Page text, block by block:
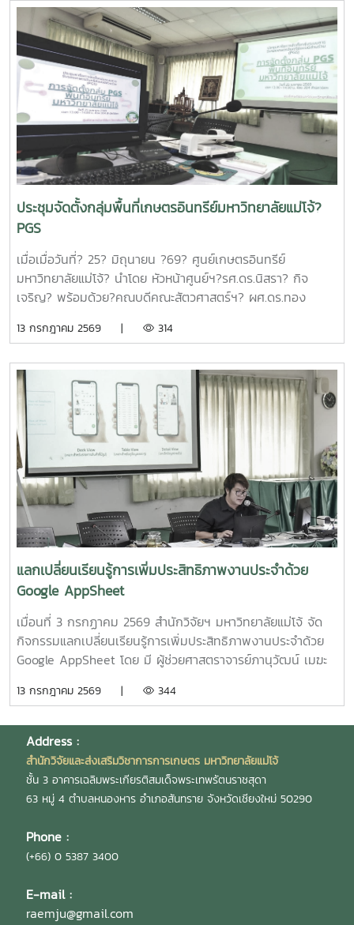
ศาสตราจารย์ ดร.สุบรรณ ฝอยกลาง รองผู้อำนวยการสำนักวิจัย
และส่งเสริมวิชาการการเกษตร ฝ่ายวิจัย มหาวิทยาลัยแม่โจ้ กล่าว
ต้อนรับและแนะนำมหาวิทยาลัยแม่โจ้แก่คณะผู้เข้าร่วมประชุมในการ
นี้ดร.อัญชัญ ชมภูพวง รองผู้อำนวยการหน่วยบริหารและจัดการ
ทุนด้านการเพิ่มความสามารถในการแข่งขัน ได้นำเสนอข้อมูล
กรอบการดำเนินงานของหน่วยบริหารและจัดการทุนฯ และสรุปผล
การดำเนินงานของมหาวิทยาลัยแม่โจ้ในช่วงปีงบประมาณ 2563
– 2568 และการนำเสนอความก้าวหน้าโครงการวิจัยที่ได้รับการ
สนับสนุนทุนจากหน่วยบริหารและจัดการทุนด้านการเพิ่มความ
สามารถในการแข่งขัน ณ ห้องประชุมรวงผึ้ง ชั้น 5 สำนัก
มหาวิทยาลัย มหาวิทยาลัยแม่โจ้ซึ่งการนำเสนอความก้าวหน้า
โครงการวิจัยที่ได้รับการสนับสนุนทุนจากหน่วยบริหารและจัดการ
ทุนด้านการเพิ่มความสามารถในการแข่งขัน จำนวน 6 โครงการ
ดังนี้1.โครงการ "กลยุทธ์การตลาดการท่องเที่ยวคาร์บอนสุทธิเป็น
ศูนย์สำหรับนักท่องเที่ยวเชิงอาสาสมัครในพื้นที่ภาคเหนือตอนบน"
โดย ดร.กาญจนา สมมิตร หัวหน้าโครงการ2.โครงการ "การ
ผู้ช่วยศาสตราจารย์ ดร.สุพัตรา วงศ์แสนใหม่ หัวหน้า
คลินิกของผลิตภัณฑ์มูลค่าเพิ่มจากส่วนเหลือใช้การแปรรูปปลา
ลูกผสมบึกสยามแม่โจ้" โดย รองศาสตราจารย์ ดร.ดวงพร อมร
เลิศพิศาล หัวหน้าโครงการ4.โครงการ "การขยายสเกลการผลิต
สารเสริมโปรตีนปลาไฮโดรไลเสตสำหรับเป็นสารเสริมกระตุ้นการ
กินในสัตว์เลี้ยง ระดับกึ่งอุตสาหกรรม" โดย รองศาสตราจารย์
ดร.ดวงพร อมรเลิศพิศาล หัวหน้าโครงการ5.โครงการ "การ
ทดสอบทางคลินิกของผลิตภัณฑ์โพรไบโอติกต่อภาวะซึมเศร้า
หลังคลอดและสุขภาพลำไส้ในมารดาหลังคลอด" โดย รอง
ศาสตราจารย์ ดร.ดวงพร อมรเลิศพิศาล หัวหน้า
โครงการ6.โครงการ "เทคโนโลยีการอุ่นน้ำในระบบเพาะฟักพันธุ์
ปลาด้วยระบบผลิตน้ำร้อนและไฟฟ้าพลังงานแสงอาทิตย์ร่วมกับ
ปั๊มความร้อนอัจฉริยะเพื่อเพิ่มศักยภาพการผลิตพันธุ์ปลาเชิง
พาณิชย์" โดย ผู้ช่วยศาสตราจารย์ ดร.สราวุธ พลวงษ์ศรี หัวหน้า
โครงการ
ประชุมจัดตั้งกลุ่มพื้นที่เกษตรอินทรีย์มหาวิทยาลัยแม่โจ้?
PGS
เมื่อเมื่อวันที่? 25? มิถุนายน ?69? ศูนย์เกษตรอินทรีย์
มหาวิทยาลัยแม่โจ้? นำโดย หัวหน้าศูนย์ฯ?รศ.ดร.นิสรา? กิจ
เจริญ? พร้อมด้วย?คณบดีคณะสัตวศาสตร์ฯ? ผศ.ดร.ทอง
รศ.ดร.อภินันท์? สุวรรณรักษ์? และคณาจารย์/?เจ้าหน้าที่จาก
PGS?.... ซึ่งได้ลงมติให้จัดตั้งกลุ่มในนาม? #กลุ่มอินทนินแม่
โจ้PGS? โดยมีศูนย์เกษตรอินทรีย์ฯเป็นพี่เลี้ยงกลุ่ม? และในที่
ประชุมมีมติเป็นเอกฉันท์ให้ผศ.ดร.ทองเลียน? บัวจูม? เป็น
ประธานกลุ่ม?ฯ? และน.ส.สุนันทา? ศรีรัตนา? เป็นผู้ประสานงาน?
กลุ่มฯ
13 กรกฎาคม 2569 | 314
แลกเปลี่ยนเรียนรู้การเพิ่มประสิทธิภาพงานประจำด้วย
Google AppSheet
เมื่อนที่ 3 กรกฏาคม 2569 สำนักวิจัยฯ มหาวิทยาลัยแม่โจ้ จัด
กิจกรรมแลกเปลี่ยนเรียนรู้การเพิ่มประสิทธิภาพงานประจำด้วย
Google AppSheet โดย มี ผู้ช่วยศาสตราจารย์ภานุวัฒน์ เมฆะ
พร้อมทั้งเป็นวิทยากร และแลกเปลี่ยนเรียนรู้การจัดทำหนังสือ
งานวิจัย และบริการวิชาการ โดยมี นายสมยศ มีสุข ผู้อำนวย
การกองบริหารงานวิจัย นางสุรีย์พร กิตติพิทยาพงศ์ หัวหน้างาน
บริหารและธุรการ และ นางสาวเกศณี จิตรัตน์ รักษาการใน
ตำแหน่งหัวหน้างานคลังและพัสดุ เป็นวิทยากร เพื่อให้บุคลากร
สามารถนำไปประยุกต์ใช้ในการปฏิบัติงานได้อย่างมีประสิทธิภาพ
และถูกต้องตามระเบียบ โดยมี ผู้บริหาร และบุคลากรสำนักวิจัยฯ
เข้าร่วมกิจกรรมดังกล่าวอย่างพร้อมเพรียง ณ ห้องประชุม 304
มหาวิทยาลัยแม่โจ้
13 กรกฎาคม 2569 | 344
Address :
สำนักวิจัยและส่งเสริมวิชาการการเกษตร มหาวิทยาลัยแม่โจ้
ชั้น 3 อาคารเฉลิมพระเกียรติสมเด็จพระเทพรัตนราชสุดา
63 หมู่ 4 ตำบลหนองหาร อำเภอสันทราย จังหวัดเชียงใหม่ 50290
Phone :
(+66) 0 5387 3400
E-mail :
raemju@gmail.com